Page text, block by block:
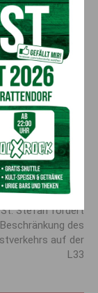
Nächster Artikel
St. Stefan fordert
Beschränkung des
auf der
L33